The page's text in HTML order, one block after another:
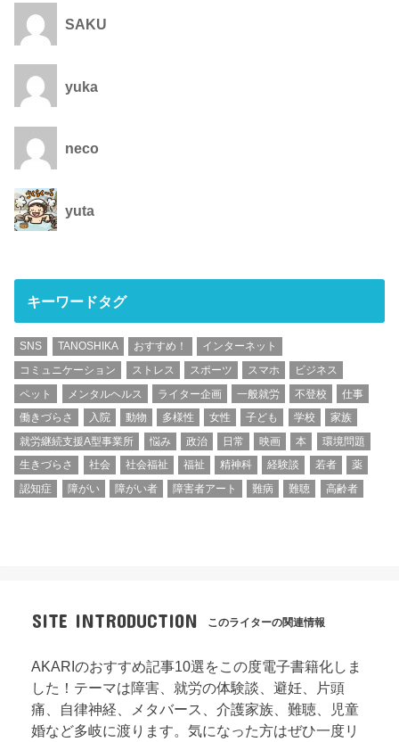
SAKU
yuka
neco
yuta
キーワードタグ
SNS TANOSHIKA おすすめ！
インターネット
コミュニケーション
ストレス スポーツ スマホ
ビジネス
ペット
メンタルヘルス ライター企画 一般就労 不登校
仕事
働きづらさ
入院 動物 多様性 女性 子ども 学校
家族
就労継続支援A型事業所
悩み 政治 日常 映画 本
環境問題
生きづらさ
社会 社会福祉 福祉 精神科 経験談 若者
薬
認知症
障がい 障がい者 障害者アート 難病 難聴 高齢者
SITE INTRODUCTION このライターの関連情報
AKARIのおすすめ記事10選をこの度電子書籍化しま
した！テーマは障害、就労の体験談、避妊、片頭
痛、自律神経、メタバース、介護家族、難聴、児童
婚など多岐に渡ります。気になった方はぜひ一度リ